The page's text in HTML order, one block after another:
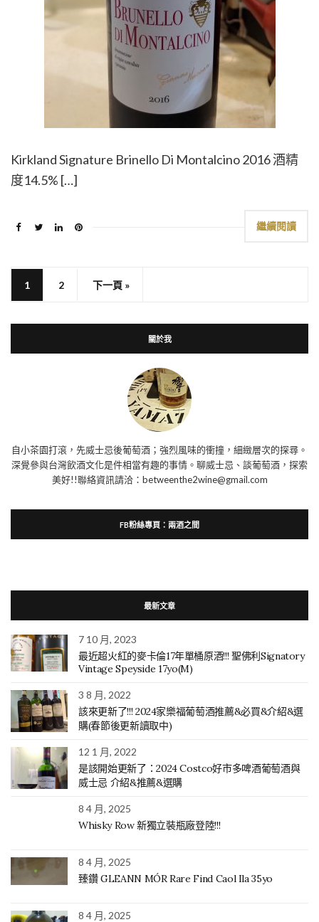
Kirkland Signature Brinello Di Montalcino 2016 酒精
度14.5% […]
繼續閱讀
1 2 下一頁 »
關於我
自小茶園打滾，先威士忌後葡萄酒；強烈風味的衝撞，細緻層次的探尋。
深覺參與台灣飲酒文化是件相當有趣的事情。聊威士忌、談葡萄酒，探索
美好!!聯絡資訊請洽：betweenthe2wine@gmail.com
FB粉絲專頁：兩酒之間
最新文章
7 10 月, 2023
最近超火紅的麥卡倫17年單桶原酒!!! 聖佛利Signatory
Vintage Speyside 17yo(M)
3 8 月, 2022
該來更新了!!! 2024家樂福葡萄酒推薦&必買&介紹&選
購(春節後更新讀取中)
12 1 月, 2022
是該開始更新了：2024 Costco好市多啤酒葡萄酒與
威士忌 介紹&推薦&選購
8 4 月, 2025
Whisky Row 新獨立裝瓶廠登陸!!!
8 4 月, 2025
臻鑽 GLEANN MÓR Rare Find Caol Ila 35yo
8 4 月, 2025